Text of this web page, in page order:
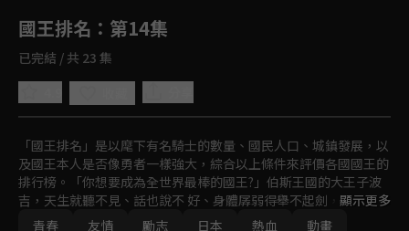
國王排名 ：第14集
已完結 / 共 23 集
「國王排名」是以麾下有名騎士的數量、國民人口、城鎮發展，以
及國王本人是否像勇者一樣強大，綜合以上條件來評價各國國王的
排行榜。「你想要成為全世界最棒的國王?」伯斯王國的大王子波
吉，天生就聽不見、話也說不 好、身體孱弱得舉不起劍，即使如
此，他仍然想完成與母親的約定。這樣的堅強與執著也感動了影子
顯示更多
青春
友情 勵志 日本 熱血
動畫